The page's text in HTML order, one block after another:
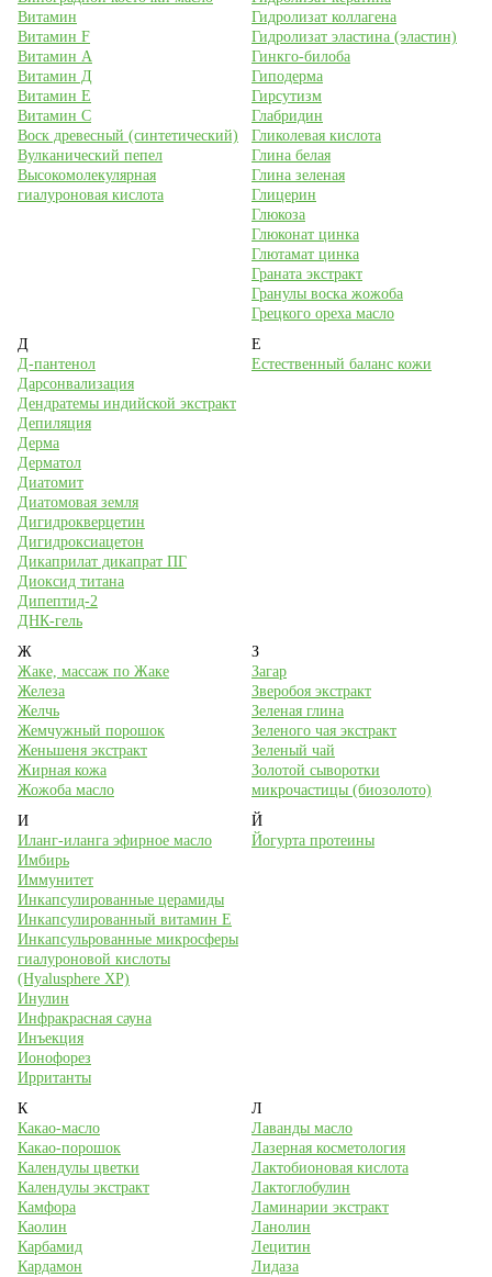
Витамин
Витамин F
Витамин А
Витамин Д
Витамин Е
Витамин С
Воск древесный (синтетический)
Вулканический пепел
Высокомолекулярная
гиалуроновая кислота
Гидролизат коллагена
Гидролизат эластина (эластин)
Гинкго-билоба
Гиподерма
Гирсутизм
Глабридин
Гликолевая кислота
Глина белая
Глина зеленая
Глицерин
Глюкоза
Глюконат цинка
Глютамат цинка
Граната экстракт
Гранулы воска жожоба
Грецкого ореха масло
Д
Д-пантенол
Дарсонвализация
Дендратемы индийской экстракт
Депиляция
Дерма
Дерматол
Диатомит
Диатомовая земля
Дигидрокверцетин
Дигидроксиацетон
Дикаприлат дикапрат ПГ
Диоксид титана
Дипептид-2
ДНК-гель
Е
Естественный баланс кожи
Ж
Жаке, массаж по Жаке
Железа
Желчь
Жемчужный порошок
Женьшеня экстракт
Жирная кожа
Жожоба масло
З
Загар
Зверобоя экстракт
Зеленая глина
Зеленого чая экстракт
Зеленый чай
Золотой сыворотки
микрочастицы (биозолото)
И
Иланг-иланга эфирное масло
Имбирь
Иммунитет
Инкапсулированные церамиды
Инкапсулированный витамин Е
Инкапсульрованные микросферы
гиалуроновой кислоты
(Hyalusphere XP)
Инулин
Инфракрасная сауна
Инъекция
Ионофорез
Ирританты
Й
Йогурта протеины
К
Какао-масло
Какао-порошок
Календулы цветки
Календулы экстракт
Камфора
Каолин
Карбамид
Кардамон
Л
Лаванды масло
Лазерная косметология
Лактобионовая кислота
Лактоглобулин
Ламинарии экстракт
Ланолин
Лецитин
Лидаза